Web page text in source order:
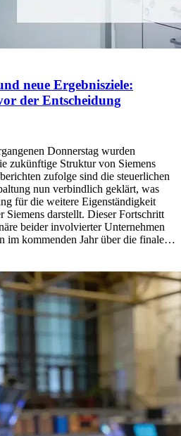
neue Ergebnisziele:
der Entscheidung
Donnerstag wurden
zukünftige Struktur von Siemens
zufolge sind die steuerlichen
nun verbindlich geklärt, was
für die weitere Eigenständigkeit
Siemens darstellt. Dieser Fortschritt
beider involvierter Unternehmen
im kommenden Jahr über die finale…